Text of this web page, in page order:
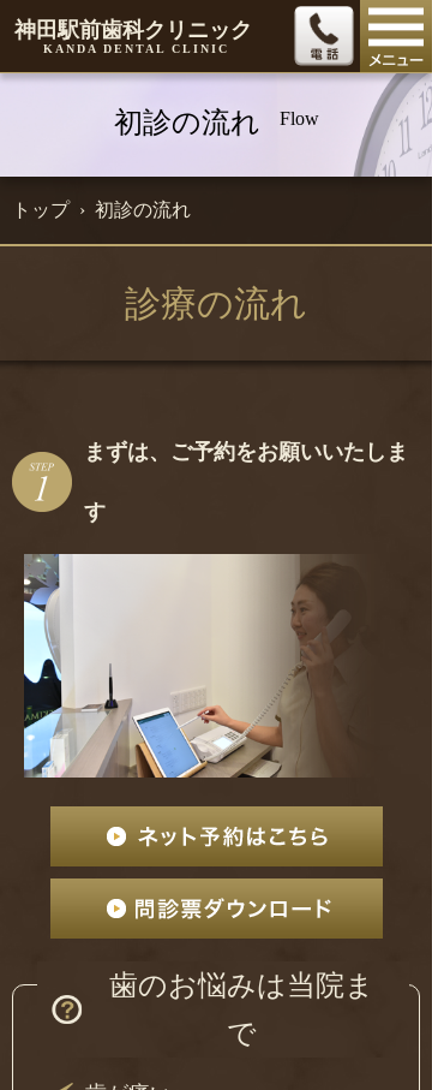
神田駅前歯科クリニック
KANDA DENTAL CLINIC
初診の流れ Flow
トップ › 初診の流れ
診療の流れ
まずは、ご予約をお願いいたしま
す
歯のお悩みは当院ま
で